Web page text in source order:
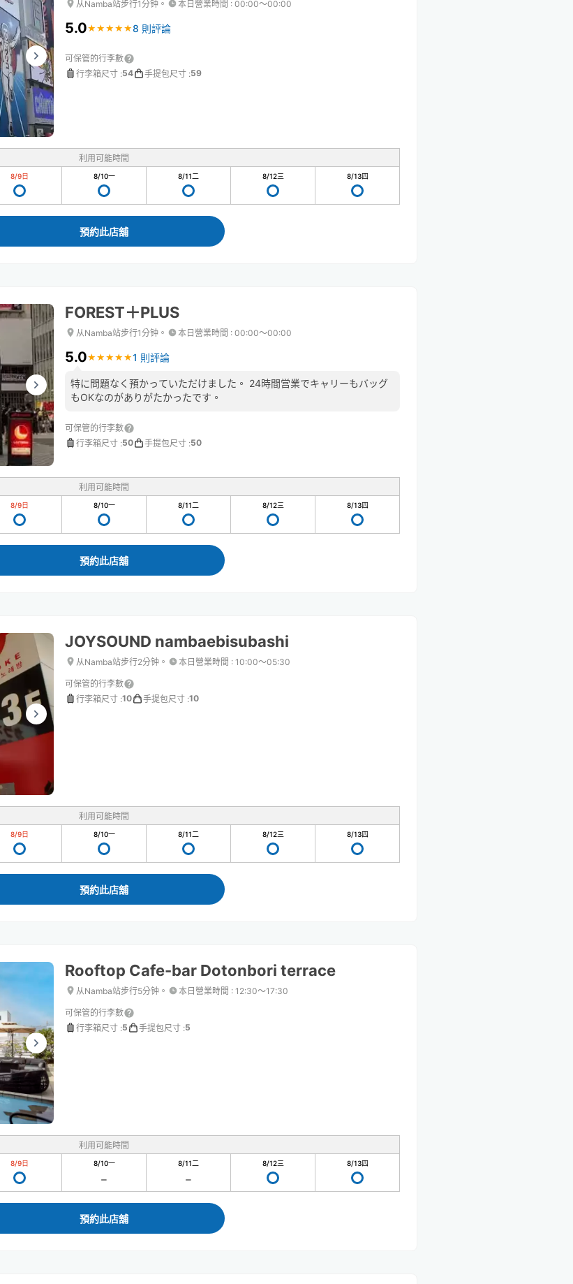
从Namba站步行1分钟。 本日營業時間 : 00:00〜00:00
5.0★ ★ ★ ★ ★
★ ★ ★ ★ ★8 則評論
可保管的行李數
行李箱尺寸 :54 手提包尺寸 :59
利用可能時間
8/9日 8/10一 8/11二 8/12三 8/13四
預約此店舖
FOREST＋PLUS
从Namba站步行1分钟。 本日營業時間 : 00:00〜00:00
5.0★ ★ ★ ★ ★
★ ★ ★ ★ ★1 則評論
特に問題なく預かっていただけました。 24時間営業でキャリーもバッグ
もOKなのがありがたかったです。
可保管的行李數
行李箱尺寸 :50 手提包尺寸 :50
利用可能時間
8/9日 8/10一 8/11二 8/12三 8/13四
預約此店舖
JOYSOUND nambaebisubashi
从Namba站步行2分钟。 本日營業時間 : 10:00〜05:30
可保管的行李數
行李箱尺寸 :10 手提包尺寸 :10
利用可能時間
8/9日 8/10一 8/11二 8/12三 8/13四
預約此店舖
Rooftop Cafe-bar Dotonbori terrace
从Namba站步行5分钟。 本日營業時間 : 12:30〜17:30
可保管的行李數
行李箱尺寸 :5 手提包尺寸 :5
利用可能時間
8/9日 8/10一 8/11二 8/12三 8/13四
預約此店舖